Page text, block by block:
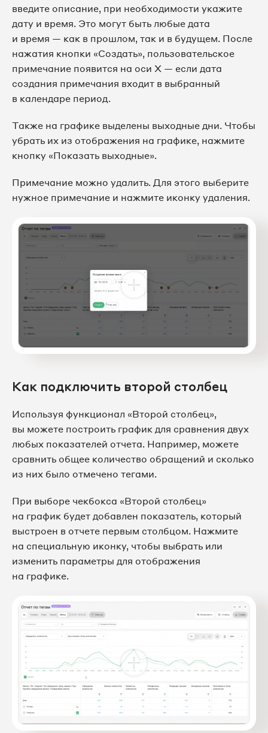
введите описание, при необходимости укажите
дату и время. Это могут быть любые дата
и время — как в прошлом, так и в будущем. После
нажатия кнопки «Создать», пользовательское
примечание появится на оси X — если дата
создания примечания входит в выбранный
в календаре период.
Также на графике выделены выходные дни. Чтобы
убрать их из отображения на графике, нажмите
кнопку «Показать выходные».
Примечание можно удалить. Для этого выберите
нужное примечание и нажмите иконку удаления.
Как подключить второй столбец
Используя функционал «Второй столбец»,
вы можете построить график для сравнения двух
любых показателей отчета. Например, можете
сравнить общее количество обращений и сколько
из них было отмечено тегами.
При выборе чекбокса «Второй столбец»
на график будет добавлен показатель, который
выстроен в отчете первым столбцом. Нажмите
на специальную иконку, чтобы выбрать или
изменить параметры для отображения
на графике.